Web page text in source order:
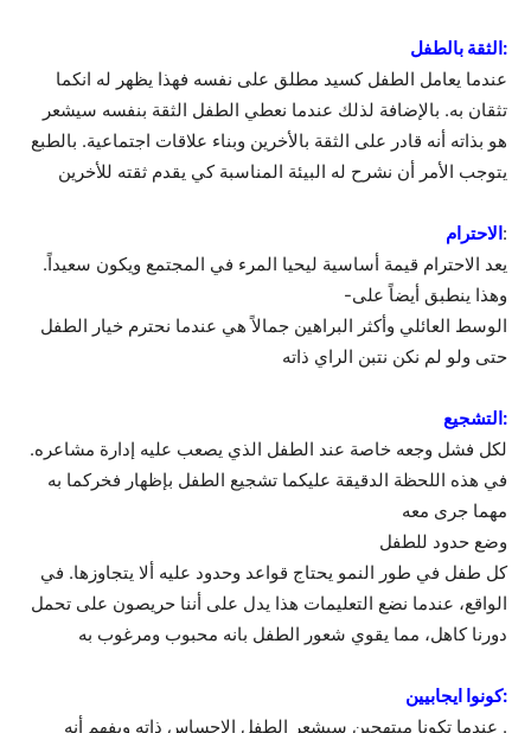
:الثقة بالطفل
عندما يعامل الطفل كسيد مطلق على نفسه فهذا يظهر له انكما
تثقان به. بالإضافة لذلك عندما نعطي الطفل الثقة بنفسه سيشعر
هو بذاته أنه قادر على الثقة بالأخرين وبناء علاقات اجتماعية. بالطبع
يتوجب الأمر أن نشرح له البيئة المناسبة كي يقدم ثقته للأخرين
:الاحترام
يعد الاحترام قيمة أساسية ليحيا المرء في المجتمع ويكون سعيداً.
وهذا ينطبق أيضاً على-
الوسط العائلي وأكثر البراهين جمالاً هي عندما نحترم خيار الطفل
حتى ولو لم نكن نتبن الراي ذاته
:التشجيع
لكل فشل وجعه خاصة عند الطفل الذي يصعب عليه إدارة مشاعره.
في هذه اللحظة الدقيقة عليكما تشجيع الطفل بإظهار فخركما به
مهما جرى معه
وضع حدود للطفل
كل طفل في طور النمو يحتاج قواعد وحدود عليه ألا يتجاوزها. في
الواقع، عندما نضع التعليمات هذا يدل على أننا حريصون على تحمل
دورنا كاهل، مما يقوي شعور الطفل بانه محبوب ومرغوب به
:كونوا ايجابيين
. عندما تكونا مبتهجين سيشعر الطفل الاحساس ذاته ويفهم أنه